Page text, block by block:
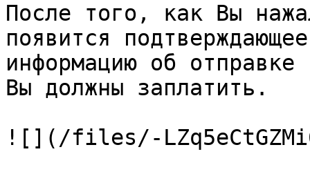
После того, как Вы
появится
информацию об
Вы должны заплатить.
![](/files/-